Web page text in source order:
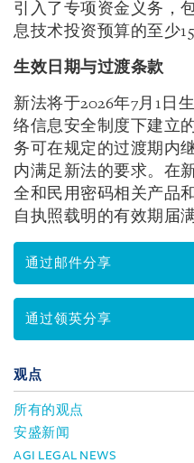
引入了专项资金义务，
息技术投资预算的至少
生效日期与过渡条款
新法将于2026年7月1日
络信息安全制度下建立
务可在规定的过渡期内
内满足新法的要求。在
全和民用密码相关产品
自执照载明的有效期届
通过邮件分享
通过领英分享
观点
所有的观点
安盛新闻
AGI LEGAL NEWS